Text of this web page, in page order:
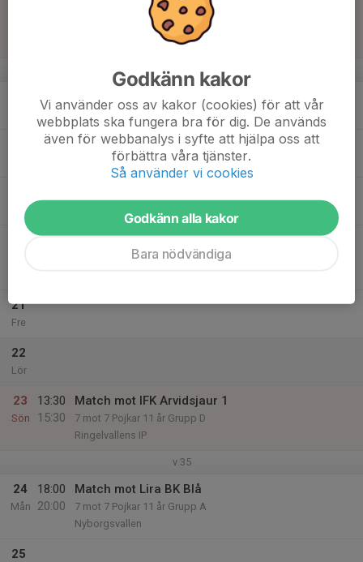
Match mot IFK Luleå Vit
7 mot 7 Pojkar 11 år Grupp D
18:00
19:30
Träning
Nyborgsvallen
Ons
19:00
Match mot MSSK 1
7 mot 7 Pojkar 11 år Grupp D
21
Fre
22
Lör
23
Sön
13:30
15:30
Match mot IFK Arvidsjaur 1
7 mot 7 Pojkar 11 år Grupp D
Ringelvallens IP
v.35
24
Mån
18:00
20:00
Match mot Lira BK Blå
7 mot 7 Pojkar 11 år Grupp A
Nyborgsvallen
25
Godkänn kakor
Vi använder oss av kakor (cookies) för att vår
webbplats ska fungera bra för dig. De används
även för webbanalys i syfte att hjälpa oss att
förbättra våra tjänster.
Så använder vi cookies
Godkänn alla kakor
Bara nödvändiga